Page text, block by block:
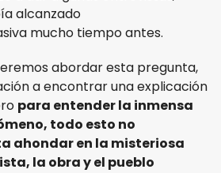
alcanzado
mucho tiempo antes.
abordar esta pregunta,
a encontrar una explicación
para entender la inmensa
todo esto no
ahondar en la misteriosa
la obra y el pueblo